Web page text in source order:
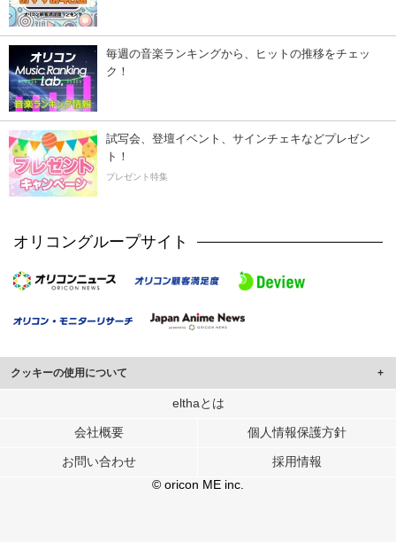
毎週の音楽ランキングから、ヒットの推移をチェッ
ク！
試写会、登壇イベント、サインチェキなどプレゼン
ト！
プレゼント特集
オリコングループサイト
クッキーの使用について
このサイトでは Cookie を使用して、ユーザーに合わせたコンテンツや広告の
行っています。
メディアや広告配信、データ解析の各パートナーに提供しています。
ユーザーが各パートナーのサービスを使用したときに収集した他の情報を組み
elthaとは
会社概要 個人情報保護方針
お問い合わせ
採用情報
© oricon ME inc.